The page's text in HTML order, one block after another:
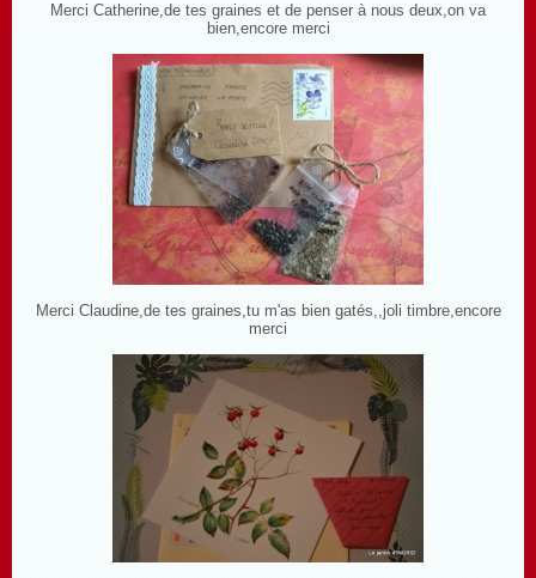
Merci Catherine,de tes graines et de penser à nous deux,on va
bien,encore merci
Merci Claudine,de tes graines,tu m'as bien gatés,,joli timbre,encore
merci